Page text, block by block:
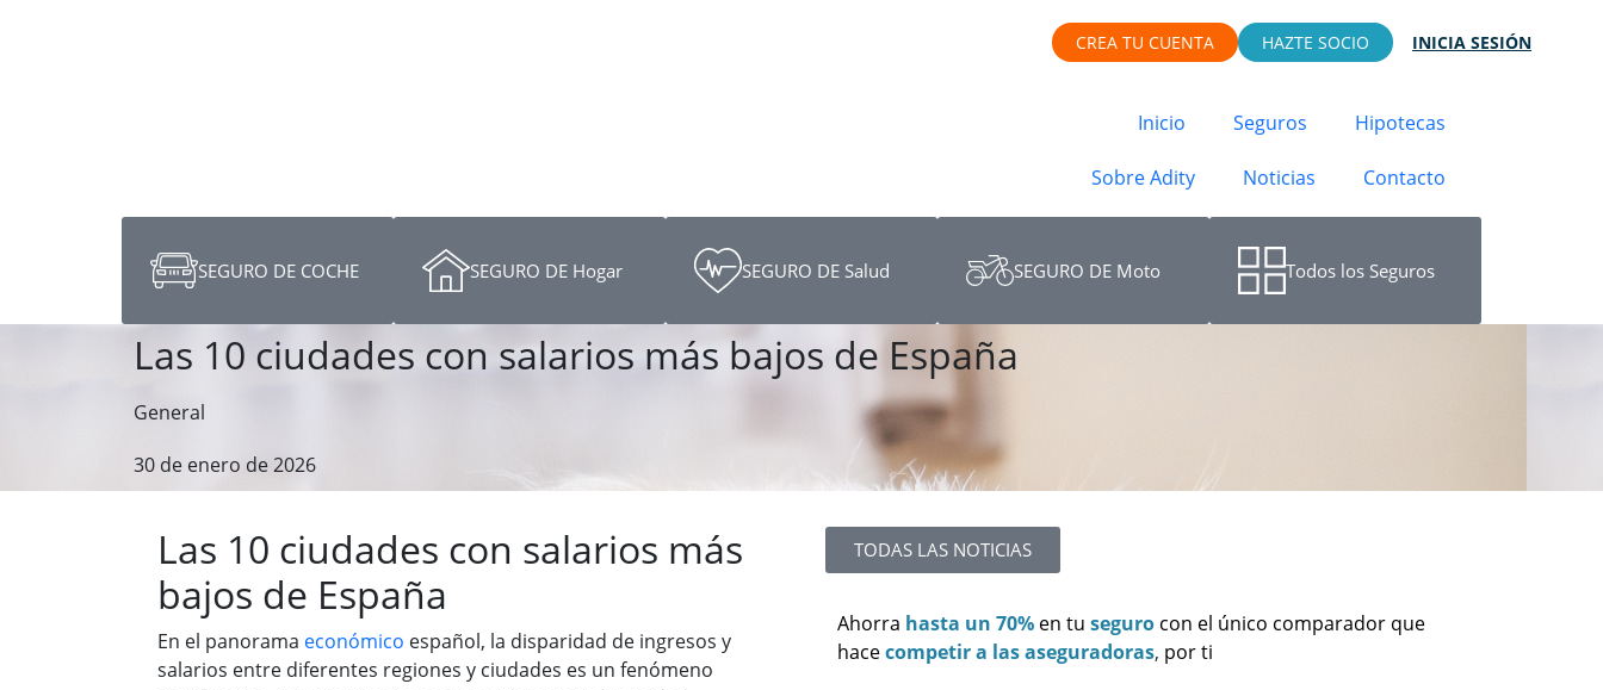
CREA TU CUENTA HAZTE SOCIO INICIA SESIÓN
Inicio Seguros Hipotecas
Sobre Adity Noticias Contacto
SEGURO DE COCHE SEGURO DE Hogar SEGURO DE Salud SEGURO DE Moto Todos los Seguros
Las 10 ciudades con salarios más bajos de España
General
30 de enero de 2026
Las 10 ciudades con salarios más
bajos de España
En el panorama económico español, la disparidad de ingresos y
salarios entre diferentes regiones y ciudades es un fenómeno
TODAS LAS NOTICIAS
Ahorra hasta un 70% en tu seguro con el único comparador que
hacecompetir a las aseguradoras, por ti